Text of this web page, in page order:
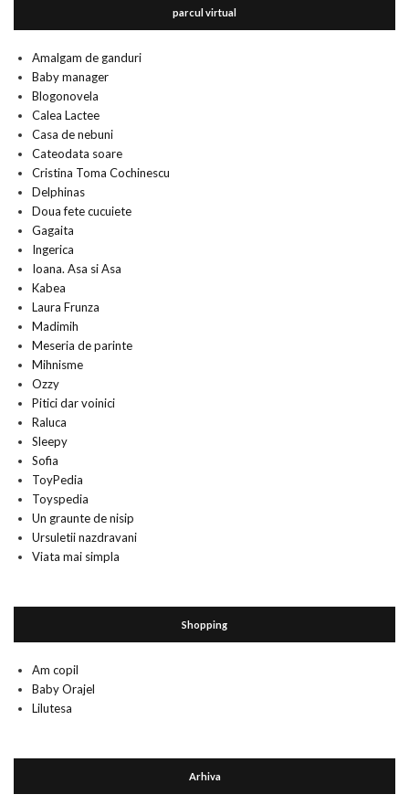
parcul virtual
Amalgam de ganduri
Baby manager
Blogonovela
Calea Lactee
Casa de nebuni
Cateodata soare
Cristina Toma Cochinescu
Delphinas
Doua fete cucuiete
Gagaita
Ingerica
Ioana. Asa si Asa
Kabea
Laura Frunza
Madimih
Meseria de parinte
Mihnisme
Ozzy
Pitici dar voinici
Raluca
Sleepy
Sofia
ToyPedia
Toyspedia
Un graunte de nisip
Ursuletii nazdravani
Viata mai simpla
Shopping
Am copil
Baby Orajel
Lilutesa
Arhiva